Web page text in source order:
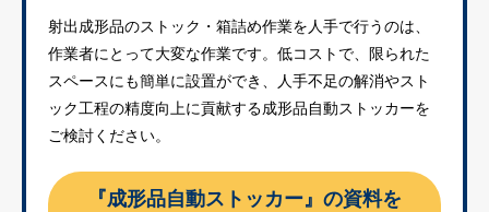
射出成形品のストック・箱詰め作業を人手で行うのは、
作業者にとって大変な作業です。低コストで、限られた
スペースにも簡単に設置ができ、人手不足の解消やスト
ック工程の精度向上に貢献する成形品自動ストッカーを
ご検討ください。
『成形品自動ストッカー』の資料を